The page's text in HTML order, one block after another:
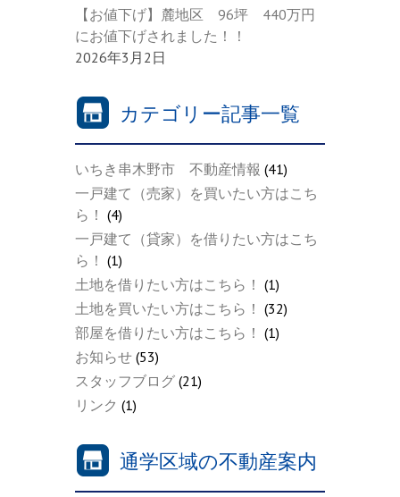
【お値下げ】麓地区 96坪 440万円
にお値下げされました！！
2026年3月2日
カテゴリー記事一覧
いちき串木野市 不動産情報 (41)
一戸建て（売家）を買いたい方はこち
ら！ (4)
一戸建て（貸家）を借りたい方はこち
ら！ (1)
土地を借りたい方はこちら！ (1)
土地を買いたい方はこちら！ (32)
部屋を借りたい方はこちら！ (1)
お知らせ (53)
スタッフブログ (21)
リンク (1)
通学区域の不動産案内